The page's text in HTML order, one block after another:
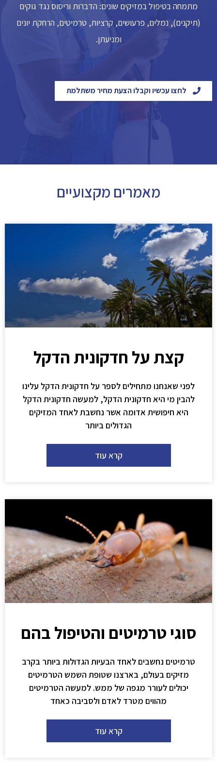
מתמחה בטיפול במזיקים שונים: הדברות וריסוס נגד גוקים
(תיקנים), נמלים, פרעושים, קרציות, טרמיטים, הרחקת יונים
ומניעתן.
לחצו עכשיו וקבלו הצעת מחיר משתלמת
מאמרים מקצועיים
קצת על חדקונית הדקל
לפני שאנחנו מתחילים לספר על חדקונית הדקל עלינו
להבין מי היא חדקונית הדקל, למעשה חדקונית הדקל
היא חיפושית אדומה אשר נחשבת לאחד המזיקים
הגדולים ביותר
קרא עוד
סוגי טרמיטים והטיפול בהם
טרמיטים נחשבים לאחד הבעיות הגדולות ביותר בקרב
מזיקים בעולם, בארצנו שטופת השמש הטרמיטים
יכולים לעורר מגפה של ממש. למעשה הטרמיטים
מהווים מטרד לאדם ולסביבה כאחד
קרא עוד